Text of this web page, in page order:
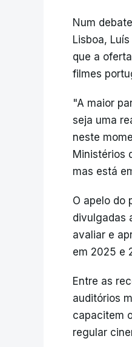
Num
Lisboa,
que a
filmes
"A maior
seja uma
neste
Ministérios
mas está
O apelo do
divulgadas
avaliar e
em 2025 e
Entre as
auditórios
capacitem
regular